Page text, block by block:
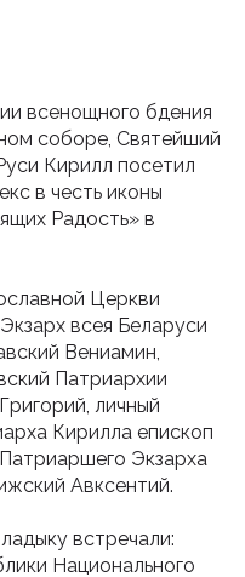
всенощного бдения
соборе, Святейший
Кирилл посетил
в честь иконы
Радость» в
Церкви
всея Беларуси
Вениамин,
Патриархии
личный
Кирилла епископ
Экзарха
Авксентий.
встречали:
Национального